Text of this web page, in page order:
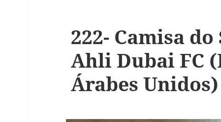
222- Camisa
Ahli Dubai FC
Árabes Unidos)